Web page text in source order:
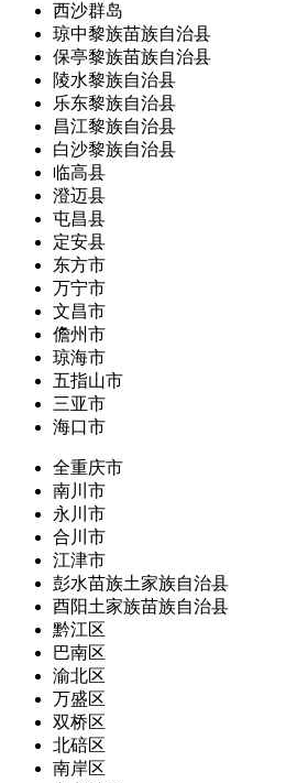
西沙群岛
琼中黎族苗族自治县
保亭黎族苗族自治县
陵水黎族自治县
乐东黎族自治县
昌江黎族自治县
白沙黎族自治县
临高县
澄迈县
屯昌县
定安县
东方市
万宁市
文昌市
儋州市
琼海市
五指山市
三亚市
海口市
全重庆市
南川市
永川市
合川市
江津市
彭水苗族土家族自治县
酉阳土家族苗族自治县
黔江区
巴南区
渝北区
万盛区
双桥区
北碚区
南岸区